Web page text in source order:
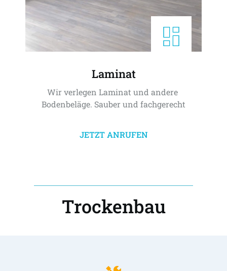
Laminat
Wir verlegen Laminat und andere
Bodenbeläge. Sauber und fachgerecht
JETZT ANRUFEN
Trockenbau